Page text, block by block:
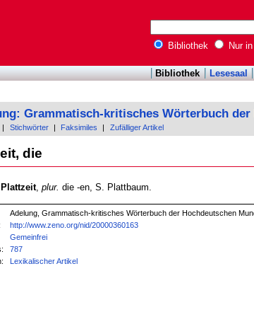
Bibliothek Nur
Bibliothek Lesesaal
Grammatisch-kritisches Wörterbuch der
Stichwörter Faksimiles Zufälliger Artikel
die
Plattzeit, plur. die -en, S. Plattbaum.
Adelung, Grammatisch-kritisches Wörterbuch der Hochdeutschen
http://www.zeno.org/nid/20000360163
Gemeinfrei
787
Lexikalischer Artikel